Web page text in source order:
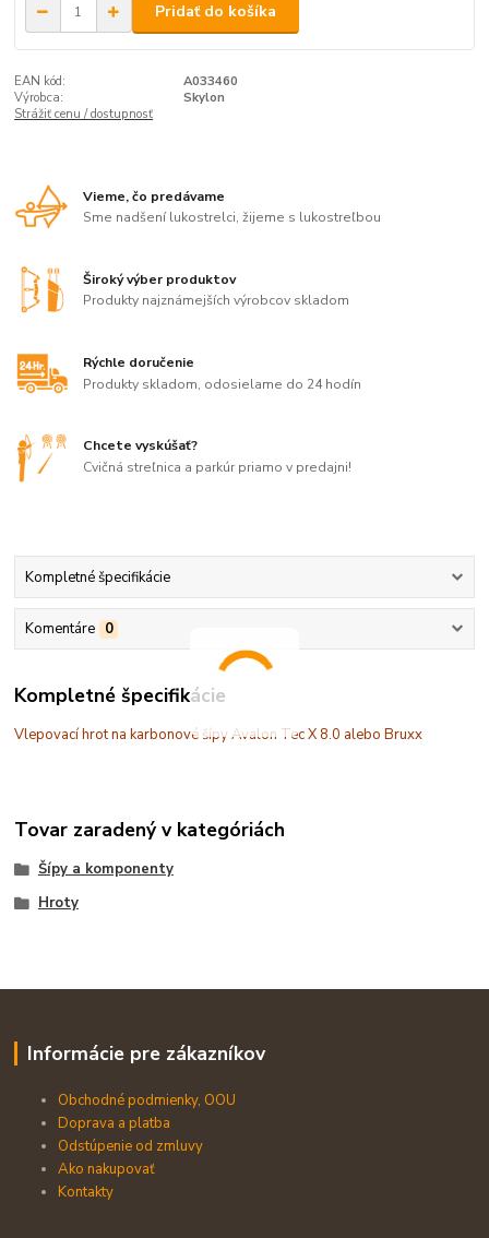
Pridať do košíka
EAN kód:
A033460
Výrobca:
Skylon
Strážiť cenu / dostupnosť
Vieme, čo predávame
Sme nadšení lukostrelci, žijeme s lukostreľbou
Široký výber produktov
Produkty najznámejších výrobcov skladom
Rýchle doručenie
Produkty skladom, odosielame do 24 hodín
Chcete vyskúšať?
Cvičná streľnica a parkúr priamo v predajni!
Kompletné špecifikácie
Komentáre 0
Kompletné špecifikácie
Vlepovací hrot na karbonové šípy Avalon Tec X 8.0 alebo Bruxx
Tovar zaradený v kategóriách
Šípy a komponenty
Hroty
Informácie pre zákazníkov
Obchodné podmienky, OOU
Doprava a platba
Odstúpenie od zmluvy
Ako nakupovať
Kontakty